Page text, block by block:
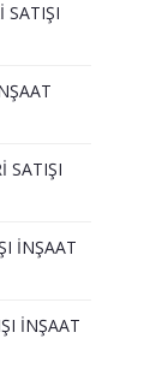
SATIŞI
SATIŞI
İNŞAAT
İNŞAAT